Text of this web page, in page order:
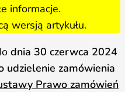
informacje.
wersją artykułu.
dnia 30 czerwca 2024
udzielenie zamówienia
Prawo zamówień